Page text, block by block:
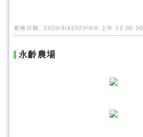
發佈日期: 2020/8/62020/8/6 上午 12:00:00
永齡農場